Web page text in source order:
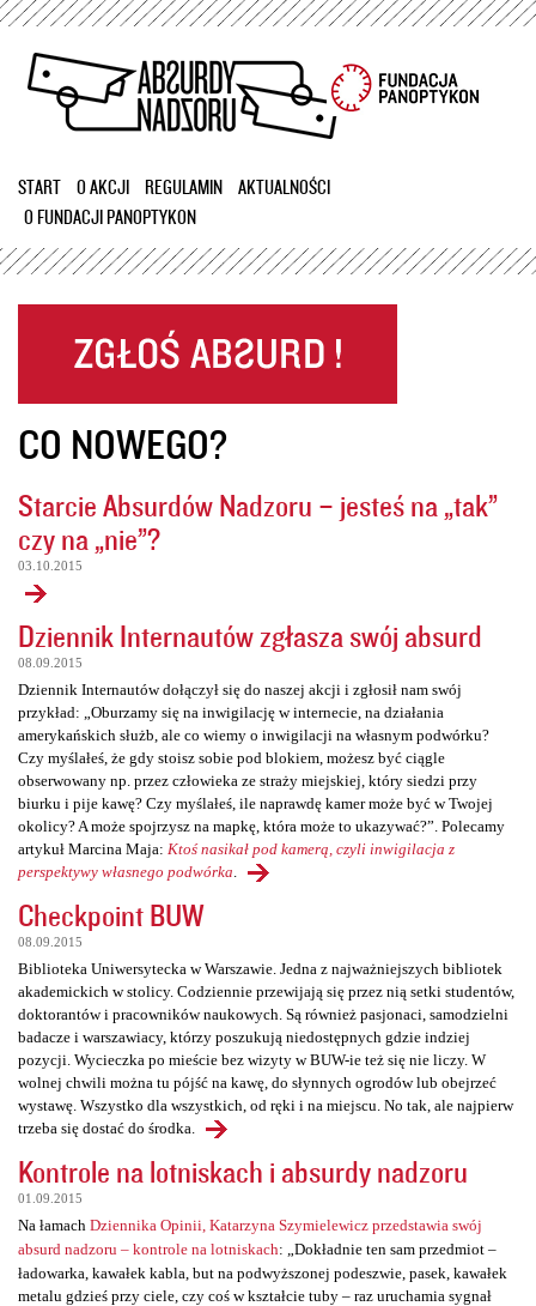
Przejdź
treści
START O AKCJI REGULAMIN
AKTUALNOŚCI
O FUNDACJI PANOPTYKON
CO NOWEGO?
Starcie Absurdów Nadzoru – jesteś na „tak”
czy na „nie”?
03.10.2015
Dziennik Internautów zgłasza swój absurd
08.09.2015
Dziennik Internautów dołączył się do naszej akcji i zgłosił nam swój
przykład: „Oburzamy się na inwigilację w internecie, na działania
amerykańskich służb, ale co wiemy o inwigilacji na własnym podwórku?
Czy myślałeś, że gdy stoisz sobie pod blokiem, możesz być ciągle
obserwowany np. przez człowieka ze straży miejskiej, który siedzi przy
biurku i pije kawę? Czy myślałeś, ile naprawdę kamer może być w Twojej
okolicy? A może spojrzysz na mapkę, która może to ukazywać?”. Polecamy
artykuł Marcina Maja: Ktoś nasikał pod kamerą, czyli inwigilacja z
perspektywy własnego podwórka
Checkpoint BUW
08.09.2015
Biblioteka Uniwersytecka w Warszawie. Jedna z najważniejszych bibliotek
akademickich w stolicy. Codziennie przewijają się przez nią setki studentów,
doktorantów i pracowników naukowych. Są również pasjonaci, samodzielni
badacze i warszawiacy, którzy poszukują niedostępnych gdzie indziej
pozycji. Wycieczka po mieście bez wizyty w BUW-ie też się nie liczy. W
wolnej chwili można tu pójść na kawę, do słynnych ogrodów lub obejrzeć
wystawę. Wszystko dla wszystkich, od ręki i na miejscu. No tak, ale najpierw
trzeba się dostać do środka.
Kontrole na lotniskach i absurdy nadzoru
01.09.2015
Na łamach Dziennika Opinii, Katarzyna Szymielewicz przedstawia swój
absurd nadzoru – kontrole na lotniskach: „Dokładnie ten sam przedmiot –
ładowarka, kawałek kabla, but na podwyższonej podeszwie, pasek, kawałek
metalu gdzieś przy ciele, czy coś w kształcie tuby – raz uruchamia sygnał